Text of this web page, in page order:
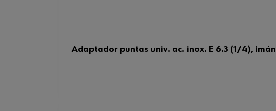
Adaptador puntas univ. ac. inox. E 6.3 (1/4), imán